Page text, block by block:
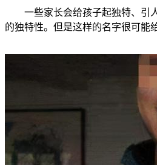
一些家长会给孩子起独特、引
的独特性。但是这样的名字很可能